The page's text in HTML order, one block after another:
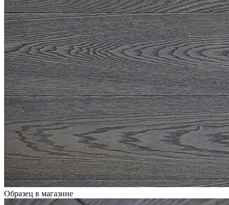
Образец в магазине